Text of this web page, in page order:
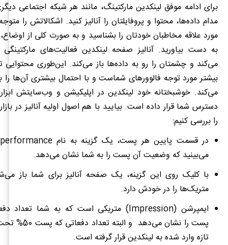
برای ادامه موفق لینکدین مارکتینگ، مانند هر شبکه اجتماعی
مدام داده‌ها، محتوا و پروفایلتان را آنالیز کنید. اشکالاتش را
مورد علاقه مخاطبان خودتان را بشناسید و به صورت کلی از
به دست بیاورید. آنالیز صفحه لینکدین فعالیت‌های
می‌کند و چشمتان را رو به داده‌ها باز می‌کند. این‌طوری محتوایی
بیشتر مورد توجه فالوورهای شماست و با احتمال بیشتری آن‌ها
میکند. خوشبختانه خود لینکدین در اپلیکیشن و وب‌سایتش
دسترس شما قرار داده است. بیایید با هم اصول اولیه آنالیز در
را بررسی کنیم:
در قسمت پایین هر پست، یک گزینه به نام
می‌بینید که وضعیت آن پست را به شما نشان میدهد.
با کلیک روی این گزینه، یک صفحه آنالیز برای شما باز
متریک‌ها را در خودش دارد.
ایمپرشن (Impression) متریکی است که به شما تعداد
پست را نشان می‌دهد
تازه وارد شده به لینکدین قرار گرفته است.